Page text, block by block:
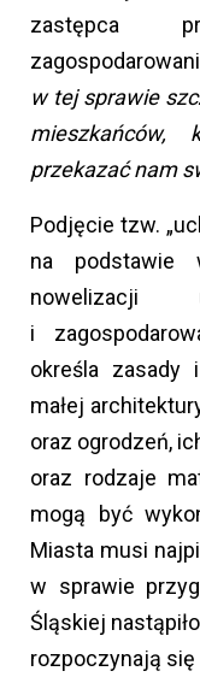
zastępca
w tej sprawie
mieszkańców,
przekazać nam
Podjęcie tzw.
na podstawie
nowelizacji
i
określa zasady
małej
oraz ogrodzeń,
oraz rodzaje
mogą być
Miasta musi
w sprawie
Śląskiej
rozpoczynają się